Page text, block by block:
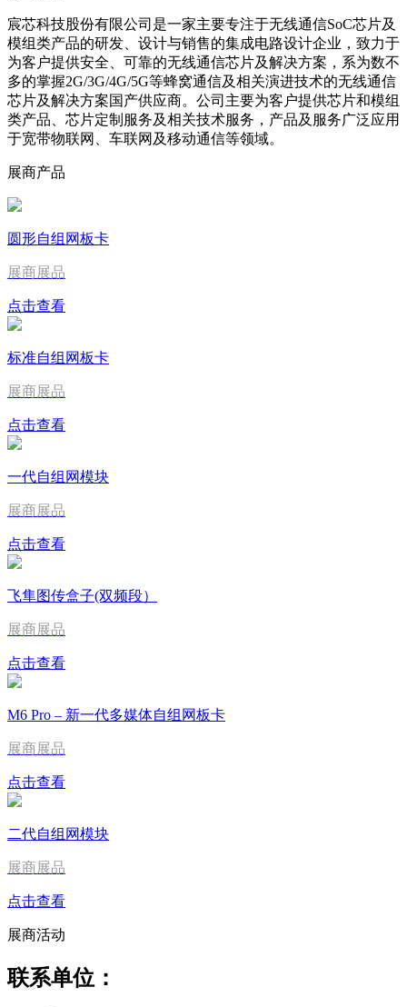
宸芯科技股份有限公司是一家主要专注于无线通信SoC芯片及
模组类产品的研发、设计与销售的集成电路设计企业，致力于
为客户提供安全、可靠的无线通信芯片及解决方案，系为数不
多的掌握2G/3G/4G/5G等蜂窝通信及相关演进技术的无线通信
芯片及解决方案国产供应商。公司主要为客户提供芯片和模组
类产品、芯片定制服务及相关技术服务，产品及服务广泛应用
于宽带物联网、车联网及移动通信等领域。
展商产品
圆形自组网板卡
展商展品
点击查看
标准自组网板卡
展商展品
点击查看
一代自组网模块
展商展品
点击查看
飞隼图传盒子(双频段）
展商展品
点击查看
M6 Pro – 新一代多媒体自组网板卡
展商展品
点击查看
二代自组网模块
展商展品
点击查看
展商活动
联系单位：